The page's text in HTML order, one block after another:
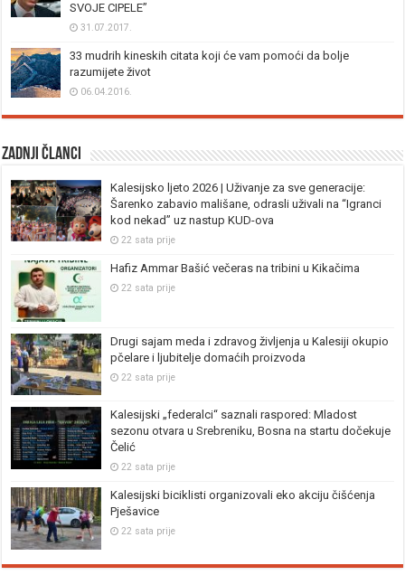
SVOJE CIPELE”
31.07.2017.
33 mudrih kineskih citata koji će vam pomoći da bolje
razumijete život
06.04.2016.
Zadnji članci
Kalesijsko ljeto 2026 | Uživanje za sve generacije:
Šarenko zabavio mališane, odrasli uživali na “Igranci
kod nekad” uz nastup KUD-ova
22 sata prije
Hafiz Ammar Bašić večeras na tribini u Kikačima
22 sata prije
Drugi sajam meda i zdravog življenja u Kalesiji okupio
pčelare i ljubitelje domaćih proizvoda
22 sata prije
Kalesijski „federalci“ saznali raspored: Mladost
sezonu otvara u Srebreniku, Bosna na startu dočekuje
Čelić
22 sata prije
Kalesijski biciklisti organizovali eko akciju čišćenja
Pješavice
22 sata prije